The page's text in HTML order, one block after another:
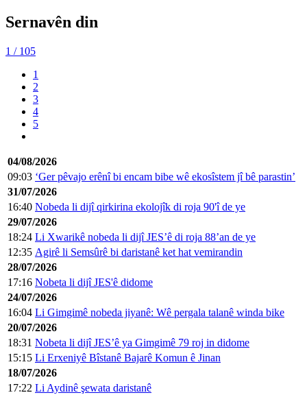
Sernavên din
1 / 105
1
2
3
4
5
04/08/2026
09:03 ‘Ger pêvajo erênî bi encam bibe wê ekosîstem jî bê parastin’
31/07/2026
16:40 Nobeda li dijî qirkirina ekolojîk di roja 90'î de ye
29/07/2026
18:24 Li Xwarikê nobeda li dijî JES’ê di roja 88’an de ye
12:35 Agirê li Semsûrê bi daristanê ket hat vemirandin
28/07/2026
17:16 Nobeta li dijî JES'ê didome
24/07/2026
16:04 Li Gimgimê nobeda jiyanê: Wê pergala talanê winda bike
20/07/2026
18:31 Nobeta li dijî JES’ê ya Gimgimê 79 roj in didome
15:15 Li Erxeniyê Bîstanê Bajarê Komun ê Jinan
18/07/2026
17:22 Li Aydinê şewata daristanê